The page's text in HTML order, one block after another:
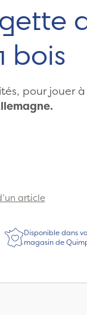
bois
pour jouer
article
Disponible dans
magasin de